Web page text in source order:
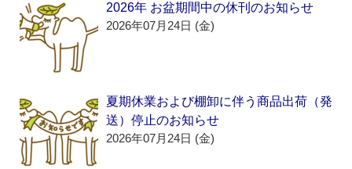
2026年 お盆期間中の休刊のお知らせ
2026年07月24日 (金)
夏期休業および棚卸に伴う商品出荷（発
送）停止のお知らせ
2026年07月24日 (金)